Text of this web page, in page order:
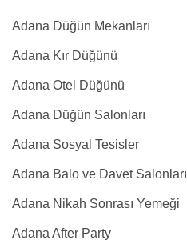
Adana Düğün Mekanları
Adana Kır Düğünü
Adana Otel Düğünü
Adana Düğün Salonları
Adana Sosyal Tesisler
Adana Balo ve Davet Salonları
Adana Nikah Sonrası Yemeği
Adana After Party